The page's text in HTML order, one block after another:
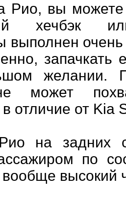
Рио, вы можете
хечбэк
очень
желании.
может
отличие от Kia
на задних
по
высокий